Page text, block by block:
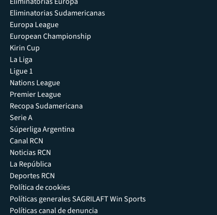
Eliminatorias Sudamericanas
Europa League
European Championship
Kirin Cup
La Liga
Ligue 1
Nations League
Premier League
Recopa Sudamericana
Serie A
Súperliga Argentina
Canal RCN
Noticias RCN
La República
Deportes RCN
Política de cookies
Políticas generales SAGRILAFT Win Sports
Políticas canal de denuncia